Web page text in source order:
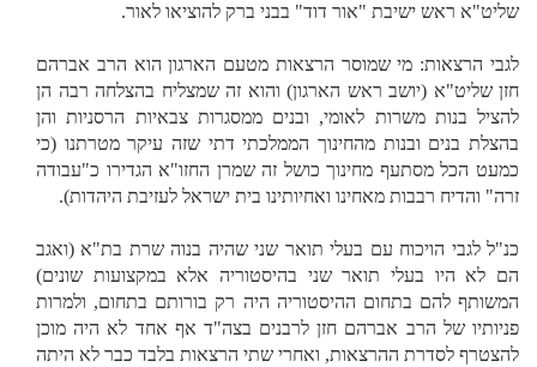
שליט"א ראש ישיבת "אור דוד" בבני ברק להוציאו לאור.
לגבי הרצאות: מי שמוסר הרצאות מטעם הארגון הוא הרב אברהם
חזן שליט"א (יושב ראש הארגון) והוא זה שמצליח בהצלחה רבה הן
להציל בנות משרות לאומי, ובנים ממסגרות צבאיות הרסניות והן
בהצלת בנים ובנות מהחינוך הממלכתי דתי שזה עיקר מטרתנו (כי
כמעט הכל מסתעף מחינוך כושל זה שמרן החזו"א הגדירו כ"עבודה
זרה" והדיח רבבות מאחינו ואחיותינו בית ישראל לעזיבת היהדות).
כנ"ל לגבי הויכוח עם בעלי תואר שני שהיה בנוה שרת בת"א (ואגב
הם לא היו בעלי תואר שני בהיסטוריה אלא במקצועות שונים)
המשותף להם בתחום ההיסטוריה היה רק בורותם בתחום, ולמרות
פניותיו של הרב אברהם חזן לרבנים בצה"ד אף אחד לא היה מוכן
להצטרף לסדרת ההרצאות, ואחרי שתי הרצאות בלבד כבר לא היתה